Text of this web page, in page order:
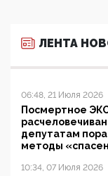
ЛЕНТА
06:48, 21 Июля 2026
Посмертное
депутатам
методы
10:34, 07 Июля 2026